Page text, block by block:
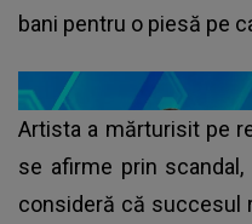
bani pentru o piesă pe
Artista a mărturisit pe
se afirme prin
consideră că succesul